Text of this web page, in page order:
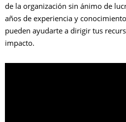
de la organización sin ánimo de
años de experiencia y
pueden ayudarte a dirigir tus
impacto.